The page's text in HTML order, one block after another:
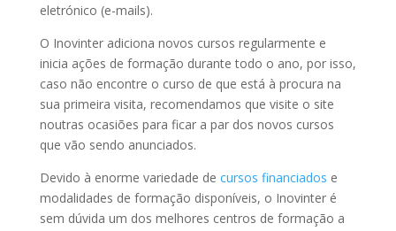
eletrónico (e-mails).
O Inovinter adiciona novos cursos regularmente e
inicia ações de formação durante todo o ano, por isso,
caso não encontre o curso de que está à procura na
sua primeira visita, recomendamos que visite o site
noutras ocasiões para ficar a par dos novos cursos
que vão sendo anunciados.
Devido à enorme variedade de cursos financiados e
modalidades de formação disponíveis, o Inovinter é
sem dúvida um dos melhores centros de formação a